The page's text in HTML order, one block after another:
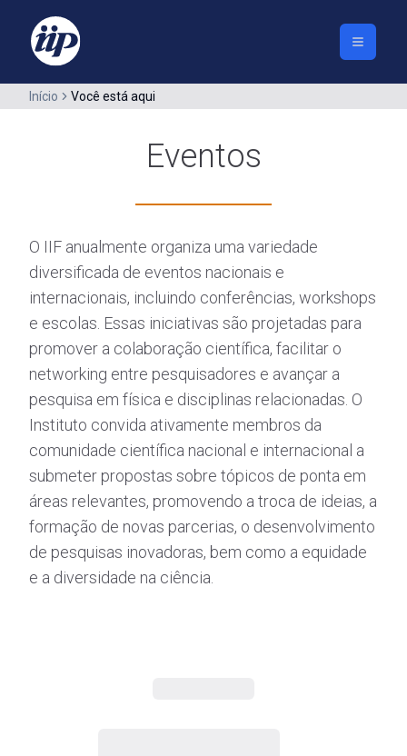
Início Você está aqui
Eventos
O IIF anualmente organiza uma variedade
diversificada de eventos nacionais e
internacionais, incluindo conferências, workshops
e escolas. Essas iniciativas são projetadas para
promover a colaboração científica, facilitar o
networking entre pesquisadores e avançar a
pesquisa em física e disciplinas relacionadas. O
Instituto convida ativamente membros da
comunidade científica nacional e internacional a
submeter propostas sobre tópicos de ponta em
áreas relevantes, promovendo a troca de ideias, a
formação de novas parcerias, o desenvolvimento
de pesquisas inovadoras, bem como a equidade
e a diversidade na ciência.